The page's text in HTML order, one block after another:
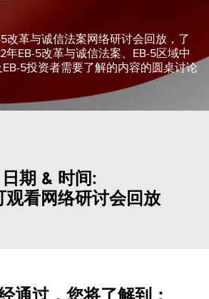
改革与诚信法案网络研讨会回放，了
EB-5改革与诚信法案、EB-5区域中
5投资者需要了解的内容的圆桌讨论
日期 & 时间:
观看网络研讨会回放